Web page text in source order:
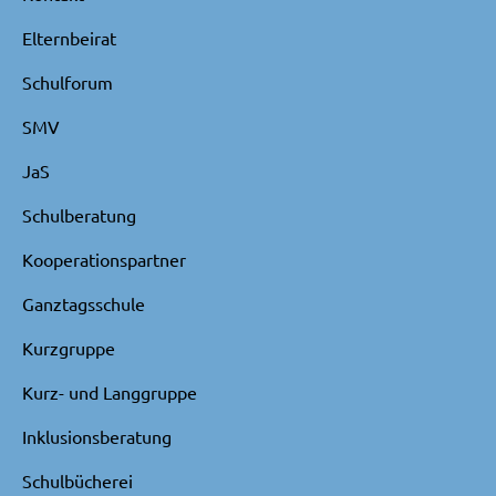
Elternbeirat
Schulforum
SMV
JaS
Schulberatung
Kooperationspartner
Ganztagsschule
Kurzgruppe
Kurz- und Langgruppe
Inklusionsberatung
Schulbücherei